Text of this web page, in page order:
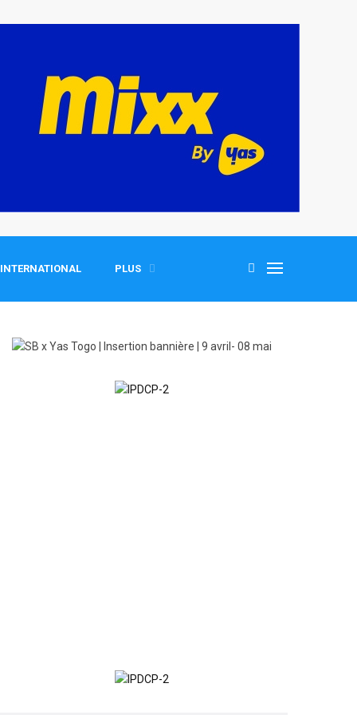
INTERNATIONAL PLUS